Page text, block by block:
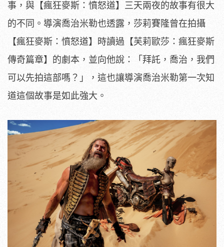
事，與【瘋狂麥斯：憤怒道】三天兩夜的故事有很大
的不同。 導演喬治米勒也透露，莎莉賽隆曾在拍攝
【瘋狂麥斯：憤怒道】 時讀過【芙莉歐莎：瘋狂麥斯
傳奇篇章】的劇本，並向他說：「 拜託，喬治，我們
可以先拍這部嗎？」， 這也讓導演喬治米勒第一次知
道這個故事是如此強大。